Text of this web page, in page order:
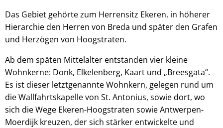
Das Gebiet gehörte zum Herrensitz Ekeren, in höherer
Hierarchie den Herren von Breda und später den Grafen
und Herzögen von Hoogstraten.
Ab dem späten Mittelalter entstanden vier kleine
Wohnkerne: Donk, Elkelenberg, Kaart und „Breesgata“.
Es ist dieser letztgenannte Wohnkern, gelegen rund um
die Wallfahrtskapelle von St. Antonius, sowie dort, wo
sich die Wege Ekeren-Hoogstraten sowie Antwerpen-
Moerdijk kreuzen, der sich stärker entwickelte und